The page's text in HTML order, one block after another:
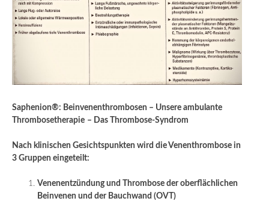
Saphenion®: Beinvenenthrombosen – Unsere ambulante
Thrombosetherapie – Das Thrombose-Syndrom
Nach klinischen Gesichtspunkten wird die Venenthrombose in
3 Gruppen eingeteilt:
Venenentzündung und Thrombose der oberflächlichen
Beinvenen und der Bauchwand (OVT)